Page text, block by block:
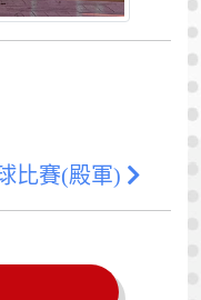
比賽(殿軍)